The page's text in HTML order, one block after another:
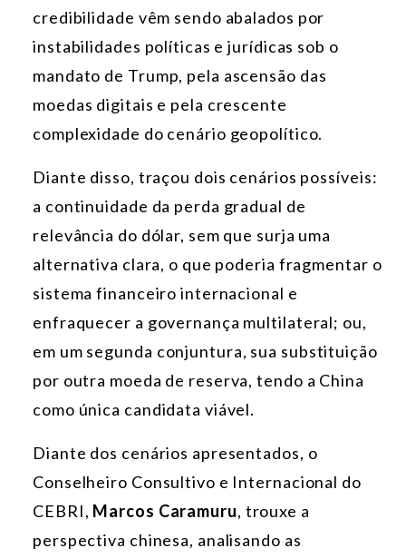
credibilidade vêm sendo abalados por
instabilidades políticas e jurídicas sob o
mandato de Trump, pela ascensão das
moedas digitais e pela crescente
complexidade do cenário geopolítico.
Diante disso, traçou dois cenários possíveis:
a continuidade da perda gradual de
relevância do dólar, sem que surja uma
alternativa clara, o que poderia fragmentar o
sistema financeiro internacional e
enfraquecer a governança multilateral; ou,
em um segunda conjuntura, sua substituição
por outra moeda de reserva, tendo a China
como única candidata viável.
Diante dos cenários apresentados, o
Conselheiro Consultivo e Internacional do
CEBRI, Marcos Caramuru, trouxe a
perspectiva chinesa, analisando as